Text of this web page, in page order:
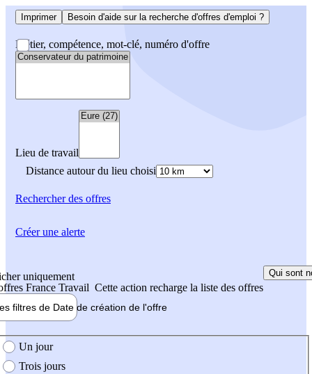
Imprimer Besoin d'aide sur la recherche d'offres d'emploi ?
Métier, compétence, mot-clé, numéro d'offre
Lieu de travail
Distance autour du lieu choisi
Rechercherdes offres
uniquement
France Travail Cette action recharge la liste des offres
Qui sont
filtres de Date de création de l'offre
création de l'offre
Un jour
Trois jours
Créer une alerte